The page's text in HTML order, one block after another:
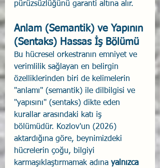
pürüzsüzlüğünü garanti altına alır.
Anlam (Semantik) ve Yapının
(Sentaks) Hassas İş Bölümü
Bu hücresel orkestranın emniyet ve
verimlilik sağlayan en belirgin
özelliklerinden biri de kelimelerin
"anlamı" (semantik) ile dilbilgisi ve
"yapısını" (sentaks) dikte eden
kurallar arasındaki katı iş
bölümüdür. Kozlov'un (2026)
aktardığına göre, beynimizdeki
hücrelerin çoğu, bilgiyi
karmaşıklaştırmamak adına yalnızca